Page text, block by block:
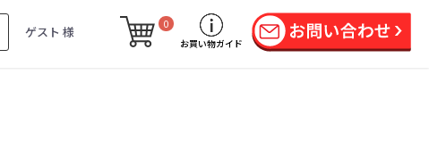
ゲスト 様
0
お買い物ガイド